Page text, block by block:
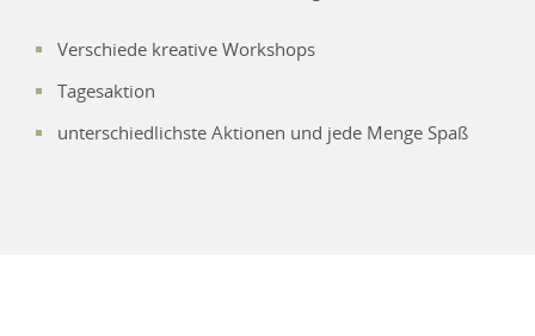
Verschiede kreative Workshops
Tagesaktion
unterschiedlichste Aktionen und jede Menge Spaß